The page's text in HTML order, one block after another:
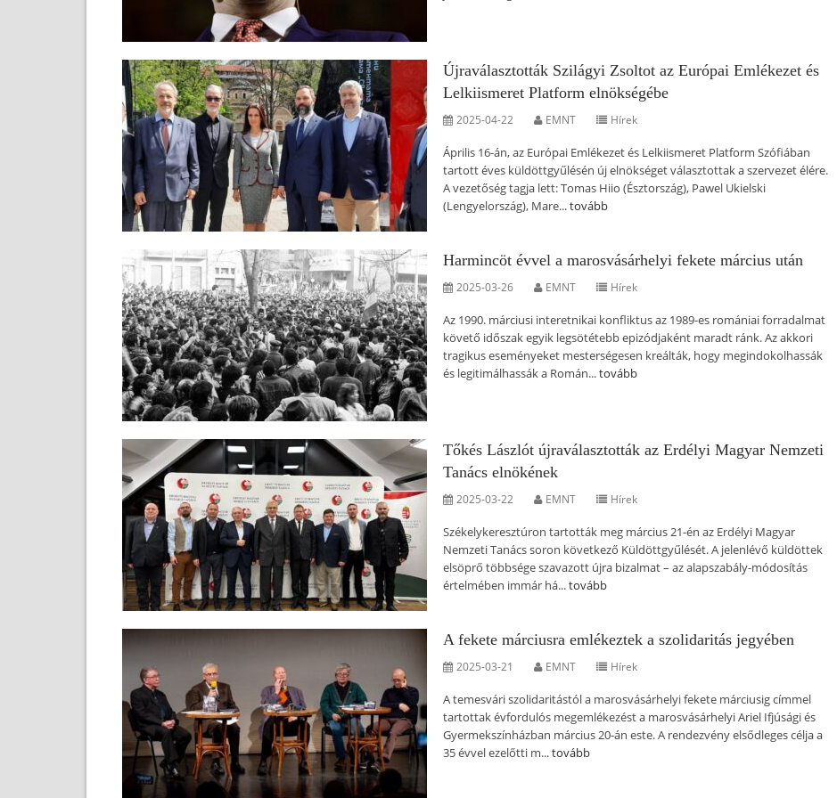
Újraválasztották Szilágyi Zsoltot az Európai Emlékezet és
Lelkiismeret Platform elnökségébe
2025-04-22 EMNT Hírek
Április 16-án, az Európai Emlékezet és Lelkiismeret Platform Szófiában
tartott éves küldöttgyűlésén új elnökséget választottak a szervezet élére.
A vezetőség tagja lett: Tomas Hiio (Észtország), Pawel Ukielski
(Lengyelország), Mare...tovább
Harmincöt évvel a marosvásárhelyi fekete március után
2025-03-26 EMNT Hírek
Az 1990. márciusi interetnikai konfliktus az 1989-es romániai forradalmat
követő időszak egyik legsötétebb epizódjaként maradt ránk. Az akkori
tragikus eseményeket mesterségesen kreálták, hogy megindokolhassák
és legitimálhassák a Román...tovább
Tőkés Lászlót újraválasztották az Erdélyi Magyar Nemzeti
Tanács elnökének
2025-03-22 EMNT Hírek
Székelykeresztúron tartották meg március 21-én az Erdélyi Magyar
Nemzeti Tanács soron következő Küldöttgyűlését. A jelenlévő küldöttek
elsöprő többsége szavazott újra bizalmat – az alapszabály-módosítás
értelmében immár há...tovább
A fekete márciusra emlékeztek a szolidaritás jegyében
2025-03-21 EMNT Hírek
A temesvári szolidaritástól a marosvásárhelyi fekete márciusig címmel
tartottak évfordulós megemlékezést a marosvásárhelyi Ariel Ifjúsági és
Gyermekszínházban március 20-án este. A rendezvény elsődleges célja a
35 évvel ezelőtti m...tovább